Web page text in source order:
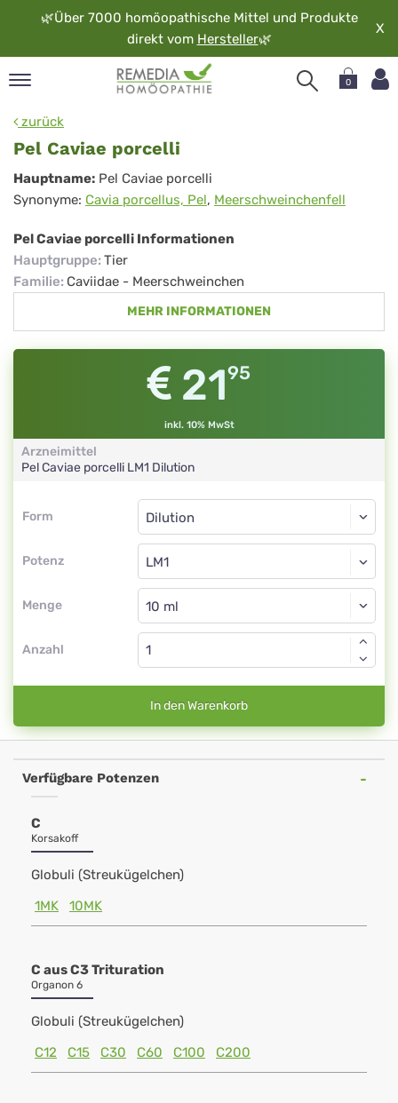
🌿Über 7000 homöopathische Mittel und Produkte
direkt vom Hersteller🌿
X
0
zurück
Pel Caviae porcelli
Pel
Caviae
porcelli
Hauptname: Pel Caviae porcelli
Synonyme: Cavia porcellus, Pel, Meerschweinchenfell
Pel Caviae porcelli Informationen
Hauptgruppe: Tier
Familie: Caviidae - Meerschweinchen
MEHR INFORMATIONEN
2195
inkl. 10% MwSt
Arzneimittel
Pel Caviae porcelli LM1 Dilution
Form
Form
Potenz
Dilution
LM1
Menge
Dilution
Anzahl
In den Warenkorb
Verfügbare Potenzen
C
Korsakoff
Globuli (Streukügelchen)
1MK
10MK
C aus C3 Trituration
Organon 6
Globuli (Streukügelchen)
C12
C15 C30 C60 C100 C200